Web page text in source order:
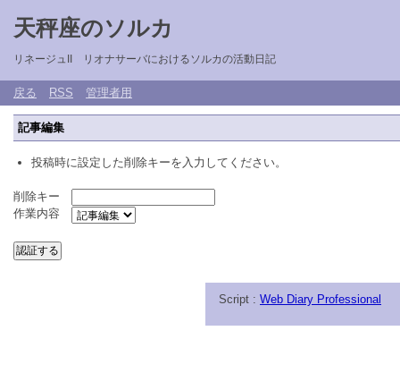
天秤座のソルカ
リネージュII リオナサーバにおけるソルカの活動日記
戻る RSS 管理者用
記事編集
投稿時に設定した削除キーを入力してください。
削除キー
作業内容
Script : Web Diary Professional